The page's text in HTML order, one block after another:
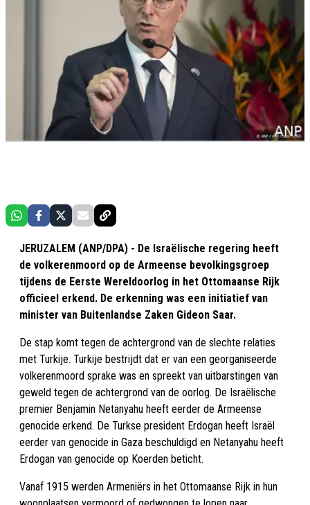
JERUZALEM (ANP/DPA) - De Israëlische regering heeft
de volkerenmoord op de Armeense bevolkingsgroep
tijdens de Eerste Wereldoorlog in het Ottomaanse Rijk
officieel erkend. De erkenning was een initiatief van
minister van Buitenlandse Zaken Gideon Saar.
De stap komt tegen de achtergrond van de slechte relaties
met Turkije. Turkije bestrijdt dat er van een georganiseerde
volkerenmoord sprake was en spreekt van uitbarstingen van
geweld tegen de achtergrond van de oorlog. De Israëlische
premier Benjamin Netanyahu heeft eerder de Armeense
genocide erkend. De Turkse president Erdogan heeft Israël
eerder van genocide in Gaza beschuldigd en Netanyahu heeft
Erdogan van genocide op Koerden beticht.
Vanaf 1915 werden Armeniërs in het Ottomaanse Rijk in hun